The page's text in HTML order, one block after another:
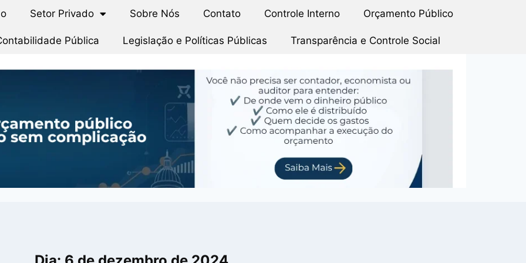
Setor Privado Sobre Nós Contato Controle Interno Orçamento Público
Pública Legislação e Políticas Públicas Transparência e Controle Social